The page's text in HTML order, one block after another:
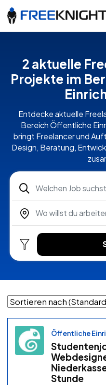
2 aktuelle
Projekte im
Entdecke aktuelle
Bereich Öffentliche
bringt Freelancer und
Design, Beratung,
Öffentliche
Stunde